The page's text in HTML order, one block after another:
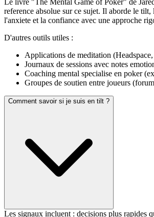
Le livre "The Mental Game of Poker" de
reference absolue sur ce sujet. Il aborde le
l'anxiete et la confiance avec une approche
D'autres outils utiles :
Applications de meditation
Journaux de sessions avec notes
Coaching mental specialise en poker
Groupes de soutien entre joueurs
Comment savoir si je suis en tilt ?
Les signaux incluent : decisions plus rapides